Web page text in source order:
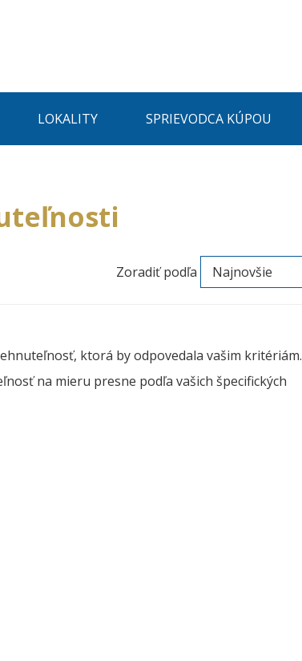
LOKALITY SPRIEVODCA KÚPOU
Zoradiť podľa
ktorá by odpovedala vašim kritériám.
na mieru presne podľa vašich špecifických